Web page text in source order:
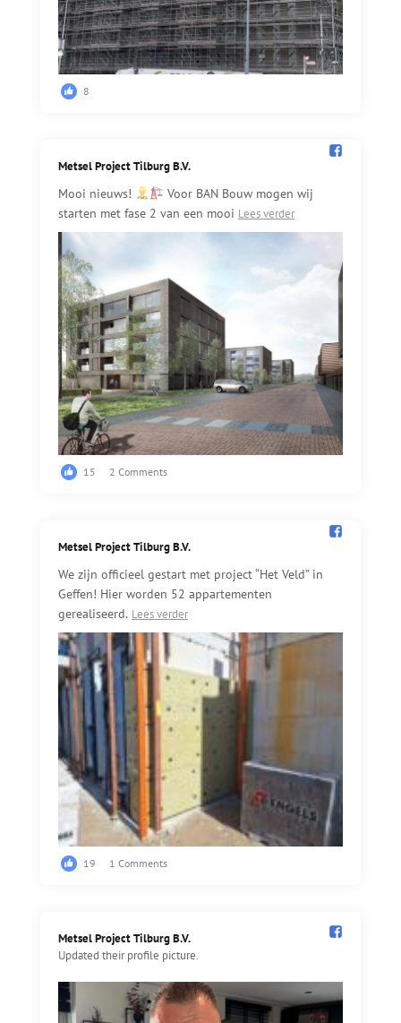
8
Metsel Project Tilburg B.V.️
Mooi nieuws!
Voor BAN Bouw mogen wij
starten met fase 2 van een mooi Lees verder
15 2 Comments
Metsel Project Tilburg B.V.️
We zijn officieel gestart met project “Het Veld” in
Geffen! Hier worden 52 appartementen
gerealiseerd. Lees verder
19 1 Comments
Metsel Project Tilburg B.V.️
Updated their profile picture.